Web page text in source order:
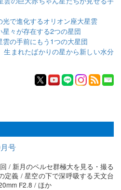
光で進化するオリオン座大星雲
星々が存在する2つの星団
雲の手前にもう1つの大星団
生まれたばかりの星から新しい水分
号
/ 新月のペルセ群極大を見る・撮る
定義 / 星空の下で深呼吸する天文台
F2.8 / ほか